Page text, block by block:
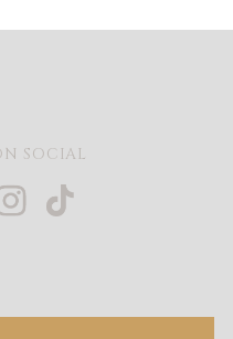
SOCIAL